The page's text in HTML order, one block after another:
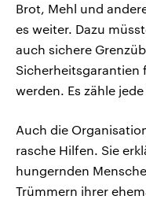
Brot, Mehl und
es weiter. Dazu
auch sichere
werden. Es zähle
Auch die
rasche Hilfen. Sie
hungernden
Trümmern ihrer